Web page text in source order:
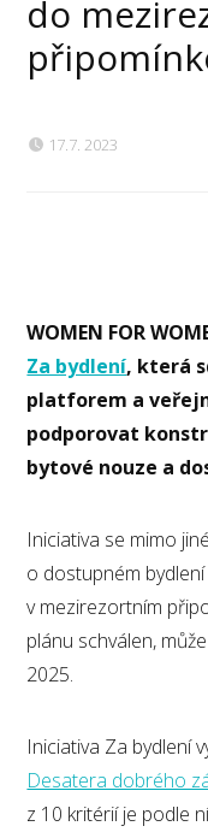
do
17.7. 2023
WOMEN FOR
Za bydlení, která
platforem a
podporovat
bytové nouze a
Iniciativa se mimo
o dostupném bydlení
v mezirezortním
plánu schválen,
2025.
Iniciativa Za bydlení
Desatera dobrého
z 10 kritérií je podle